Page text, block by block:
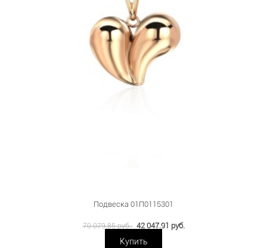
Подвеска 01П0115301
70 079.85 руб. 42 047.91 руб.
Купить